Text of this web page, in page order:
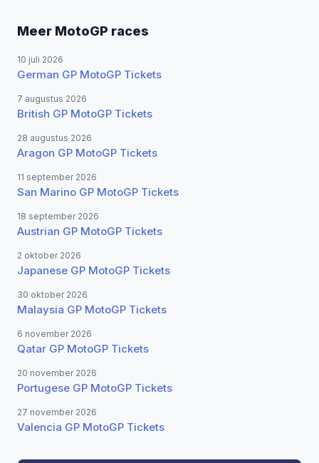
Meer MotoGP races
10 juli 2026
German GP MotoGP Tickets
7 augustus 2026
British GP MotoGP Tickets
28 augustus 2026
Aragon GP MotoGP Tickets
11 september 2026
San Marino GP MotoGP Tickets
18 september 2026
Austrian GP MotoGP Tickets
2 oktober 2026
Japanese GP MotoGP Tickets
30 oktober 2026
Malaysia GP MotoGP Tickets
6 november 2026
Qatar GP MotoGP Tickets
20 november 2026
Portugese GP MotoGP Tickets
27 november 2026
Valencia GP MotoGP Tickets